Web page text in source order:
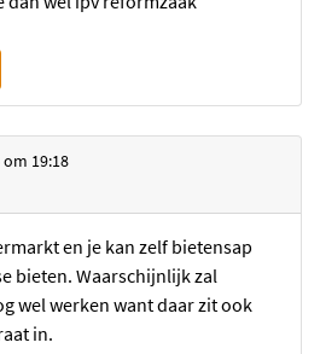
om 19:18
en je kan zelf bietensap
bieten. Waarschijnlijk zal
wel werken want daar zit ook
in.